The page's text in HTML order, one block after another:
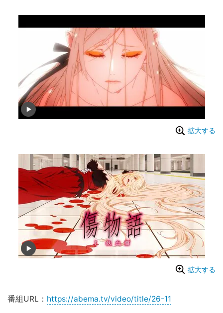
拡大する
拡大する
番組URL： https://abema.tv/video/title/26-11